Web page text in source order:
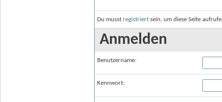
Du musst registriert sein, um diese Seite
Anmelden
Benutzername:
Kennwort: